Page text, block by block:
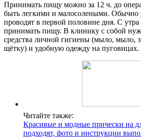
Принимать пищу можно за 12 ч. до
быть легкими и малосолеными. Обычно
проводят в первой половине дня. С утра
принимать пищу. В клинику с собой
средства личной гигиены (мыло, мыло,
щётку) и удобную одежду на пуговицах.
Читайте также:
Красивые и модные прически на
подходят, фото и инструкции